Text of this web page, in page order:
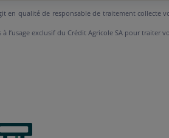
en qualité de responsable de traitement collecte
l’usage exclusif du Crédit Agricole SA pour traiter